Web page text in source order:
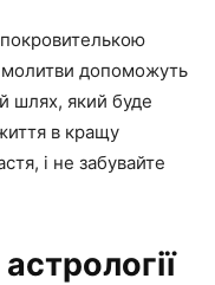
молитви допоможуть
шлях, який буде
в кращу
і не забувайте